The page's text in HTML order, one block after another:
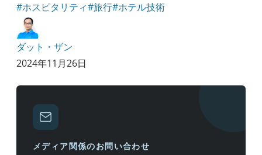
#ホスピタリティ#旅行#ホテル技術
ダット・ザン
2024年11月26日
メディア関係のお問い合わせ